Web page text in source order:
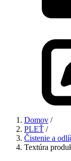
Domov /
PLEŤ /
Čistenie a
Textúra